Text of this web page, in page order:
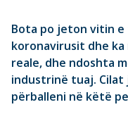
Bota po jeton vitin
koronavirusit dhe
reale, dhe ndoshta
industrinë tuaj.
përballeni në këtë